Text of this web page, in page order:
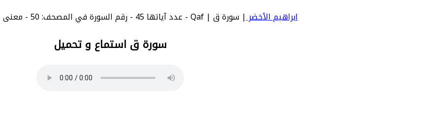
ابراهيم الأخضر| سورة ق | Qaf - عدد آياتها 45 - رقم السورة في المصحف: 50 - معنى السورة بالإنجليزية: Qaf.
سورة ق استماع و تحميل